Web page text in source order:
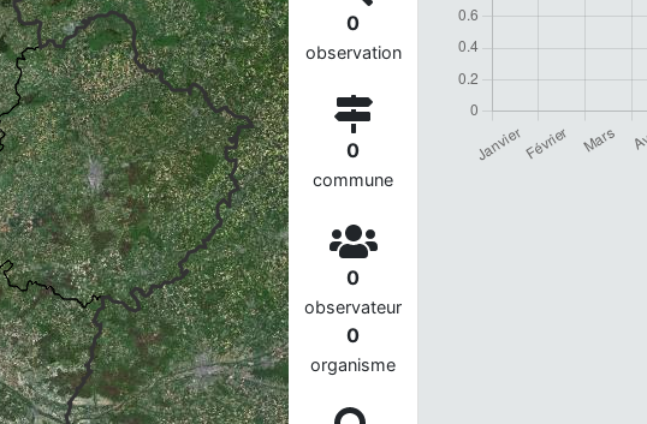
0
observation
0
commune
0
observateur
0
organisme